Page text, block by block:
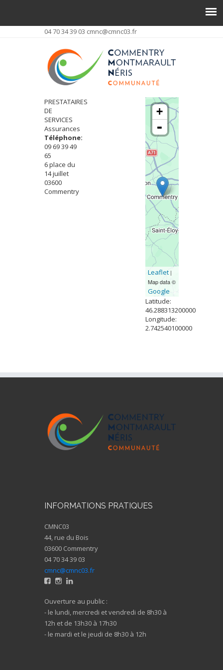
04 70 34 39 03 cmnc@cmnc03.fr
PRESTATAIRES
DE
SERVICES
Assurances
Téléphone:
09 69 39 49
65
6 place du
14 juillet
03600
Commentry
+
-
Leaflet|
Map data ©
Google
Latitude:
46.288313200000
Longitude:
2.742540100000
INFORMATIONS PRATIQUES
CMNC03
44, rue du Bois
03600 Commentry
04 70 34 39 03
cmnc@cmnc03.fr
Ouverture au public :
- le lundi, mercredi et vendredi de 8h30 à
12h et de 13h30 à 17h30
- le mardi et le jeudi de 8h30 à 12h